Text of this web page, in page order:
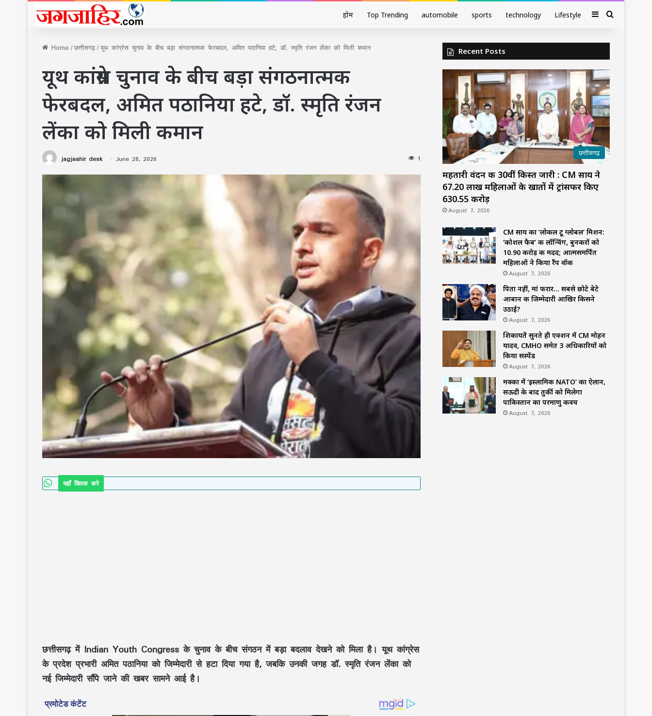
होम Top Trending automobile sports technology Lifestyle SidebarSearch
Home/छत्तीसगढ़/यूथ कांग्रेस चुनाव के बीच बड़ा संगठनात्मक फेरबदल, अमित पठानिया हटे, डॉ. स्मृति रंजन लेंका को मिली कमान
यूथ कांग्रेस चुनाव के बीच बड़ा संगठनात्मक
फेरबदल, अमित पठानिया हटे, डॉ. स्मृति रंजन
लेंका को मिली कमान
jagjaahir desk June 28, 2026 1
यहाँ क्लिक करे
छत्तीसगढ़ में Indian Youth Congress के चुनाव के बीच संगठन में बड़ा बदलाव देखने को मिला है। यूथ कांग्रेस
के प्रदेश प्रभारी अमित पठानिया को जिम्मेदारी से हटा दिया गया है, जबकि उनकी जगह डॉ. स्मृति रंजन लेंका को
नई जिम्मेदारी सौंपे जाने की खबर सामने आई है।
Recent Posts
छत्तीसगढ़
महतारी वंदन की 30वीं किस्त जारी : CM साय ने
67.20 लाख महिलाओं के खातों में ट्रांसफर किए
₹630.55 करोड़
August 7, 2026
CM साय का ‘लोकल टू ग्लोबल’ मिशन:
‘कोशल फैब’ की लॉन्चिंग, बुनकरों को
10.90 करोड़ की मदद; आत्मसमर्पित
महिलाओं ने किया रैंप वॉक
August 7, 2026
पिता नहीं, मां फरार… सबसे छोटे बेटे
आबान की जिम्मेदारी आखिर किसने
उठाई?
August 7, 2026
शिकायतें सुनते ही एक्शन में CM मोहन
यादव, CMHO समेत 3 अधिकारियों को
किया सस्पेंड
August 7, 2026
मक्का में ‘इस्लामिक NATO’ का ऐलान,
सऊदी के बाद तुर्की को मिलेगा
पाकिस्तान का परमाणु कवच
August 7, 2026